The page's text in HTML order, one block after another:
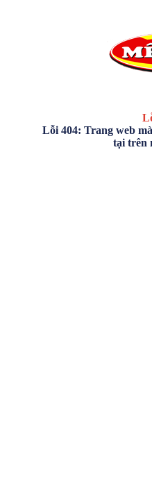
Lỗi 404: Trang web
tại trên